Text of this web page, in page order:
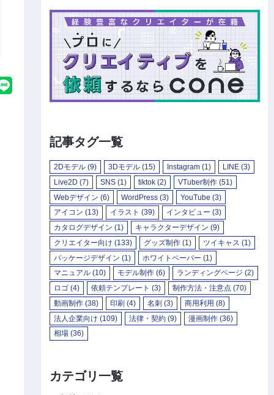
記事タグ一覧
2Dモデル(9) 3Dモデル(15) Instagram (1) LINE (3)
Live2D (7) SNS(1) tiktok (2) VTuber制作 (51)
Webデザイン (6) WordPress(3) YouTube (3)
アイコン (13) イラスト (39) インタビュー (3)
カタログデザイン (1) キャラクターデザイン (9)
クリエイター向け (133) グッズ制作(1) ツイキャス (1)
パッケージデザイン (1) ホワイトペーパー (1)
マニュアル(10) モデル制作(6) ランディングページ (2)
ロゴ(4) 依頼テンプレート (3) 制作方法・注意点 (70)
動画制作(38) 印刷 (4) 名刺 (3) 商用利用 (8)
法人企業向け (109) 法律・契約(9) 漫画制作 (36)
相場(36)
カテゴリ一覧